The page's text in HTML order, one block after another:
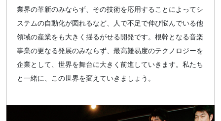
業界の革新のみならず、その技術を応用することによってシ
ステムの自動化が図れるなど、人で不足で伸び悩んでいる他
領域の産業をも大きく揺るがせる開発です。根幹となる音楽
事業の更なる発展のみならず、最高難易度のテクノロジーを
企業として、世界を舞台に大きく前進していきます。私たち
と一緒に、この世界を変えていきましょう。